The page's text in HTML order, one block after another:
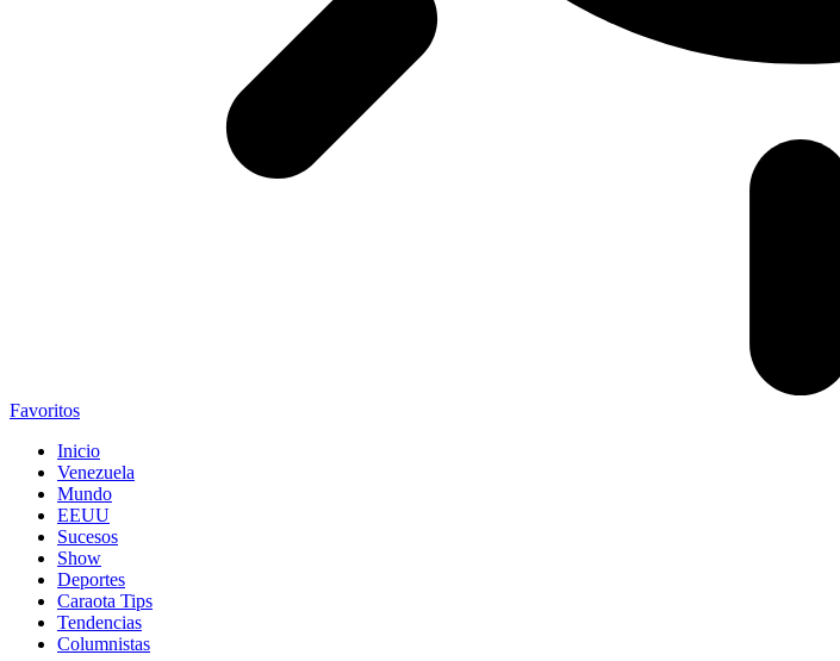
Favoritos
Inicio
Venezuela
Mundo
EEUU
Sucesos
Show
Deportes
Caraota Tips
Tendencias
Columnistas